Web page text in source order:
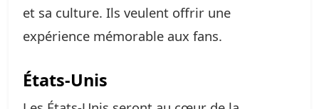
et sa culture. Ils veulent offrir une
expérience mémorable aux fans.
États-Unis